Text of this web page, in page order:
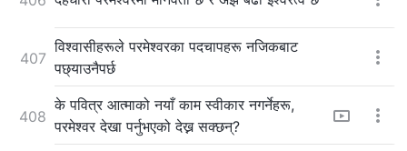
407
विश्‍वासीहरूले परमेश्‍वरका पदचापहरू नजिकबाट
पछ्याउनैपर्छ
408
के पवित्र आत्माको नयाँ काम स्वीकार नगर्नेहरू,
परमेश्‍वर देखा पर्नुभएको देख्न सक्छन्?